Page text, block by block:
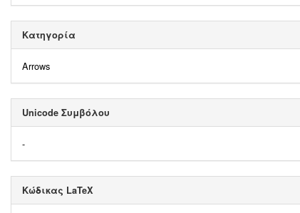
Κατηγορία
Arrows
Unicode Συμβόλου
-
Κώδικας LaTeX